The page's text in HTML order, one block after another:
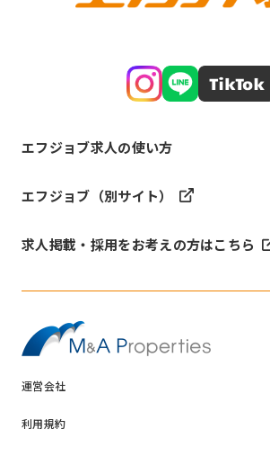
エフジョブ求人の使い方
エフジョブ（別サイト）
求人掲載・採用をお考えの方はこちら
運営会社
利用規約